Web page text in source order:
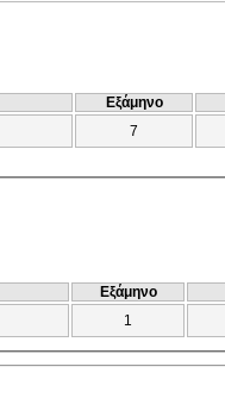
Εξάμηνο
7
Εξάμηνο
1